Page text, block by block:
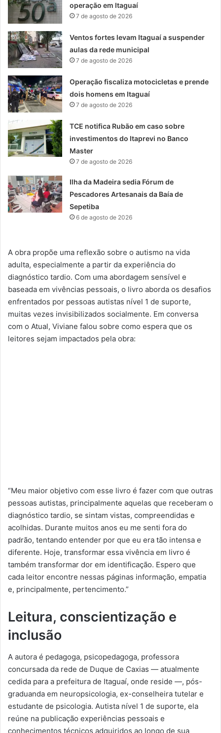
operação em Itaguaí
7 de agosto de 2026
Ventos fortes levam Itaguaí a suspender
aulas da rede municipal
7 de agosto de 2026
Operação fiscaliza motocicletas e prende
dois homens em Itaguaí
7 de agosto de 2026
TCE notifica Rubão em caso sobre
investimentos do Itaprevi no Banco
Master
7 de agosto de 2026
Ilha da Madeira sedia Fórum de
Pescadores Artesanais da Baía de
Sepetiba
6 de agosto de 2026
A obra propõe uma reflexão sobre o autismo na vida
adulta, especialmente a partir da experiência do
diagnóstico tardio. Com uma abordagem sensível e
baseada em vivências pessoais, o livro aborda os desafios
enfrentados por pessoas autistas nível 1 de suporte,
muitas vezes invisibilizados socialmente. Em conversa
com o Atual, Viviane falou sobre como espera que os
leitores sejam impactados pela obra:
“Meu maior objetivo com esse livro é fazer com que outras
pessoas autistas, principalmente aquelas que receberam o
diagnóstico tardio, se sintam vistas, compreendidas e
acolhidas. Durante muitos anos eu me senti fora do
padrão, tentando entender por que eu era tão intensa e
diferente. Hoje, transformar essa vivência em livro é
também transformar dor em identificação. Espero que
cada leitor encontre nessas páginas informação, empatia
e, principalmente, pertencimento.”
Leitura, conscientização e
inclusão
A autora é pedagoga, psicopedagoga, professora
concursada da rede de Duque de Caxias — atualmente
cedida para a prefeitura de Itaguaí, onde reside —, pós-
graduanda em neuropsicologia, ex-conselheira tutelar e
estudante de psicologia. Autista nível 1 de suporte, ela
reúne na publicação experiências pessoais e
conhecimentos técnicos adquiridos ao longo de sua